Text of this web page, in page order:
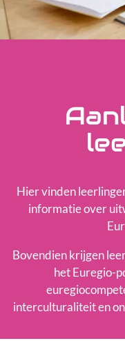
Aanbod voor
Educatieve locaties
Hier vinden
informatie over
Bovendien krijgen
het Euregio-
interculturaliteit en